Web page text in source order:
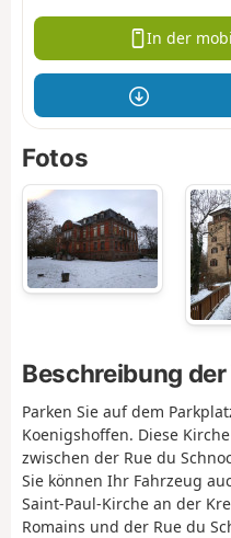
In der
Fotos
Beschreibung
Parken Sie auf dem
Koenigshoffen. Diese
zwischen der Rue du
Sie können Ihr Fahrzeug
Saint-Paul-Kirche an der
Romains und der Rue du